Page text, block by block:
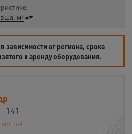
м³
зависимости от региона, срока
в аренду оборудования.
141